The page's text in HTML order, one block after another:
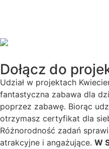
Dołącz do
Udział w projektach
fantastyczna zabawa dla
poprzez zabawę. Biorąc
otrzymasz certyfikat dla
Różnorodność zadań
atrakcyjne i angażujące. W